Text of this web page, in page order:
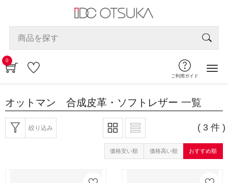
0
ご利用ガイド
オットマン 合成皮革・ソフトレザー 一覧
絞り込み ( 3 件 )
価格安い順 価格高い順 おすすめ順